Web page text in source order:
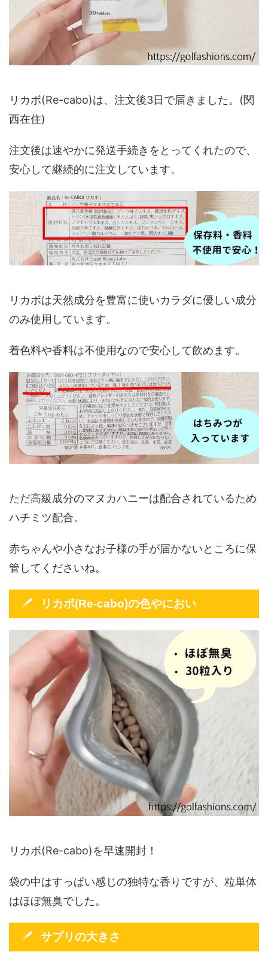
リカボ(Re-cabo)は、注文後3日で届きました。(関
西在住)
注文後は速やかに発送手続きをとってくれたので、
安心して継続的に注文しています。
リカボは天然成分を豊富に使いカラダに優しい成分
のみ使用しています。
着色料や香料は不使用なので安心して飲めます。
ただ高級成分のマヌカハニーは配合されているため
ハチミツ配合。
赤ちゃんや小さなお子様の手が届かないところに保
管してくださいね。
リカボ(Re-cabo)の色やにおい
リカボ(Re-cabo)を早速開封！
袋の中はすっぱい感じの独特な香りですが、粒単体
はほぼ無臭でした。
サプリの大きさ